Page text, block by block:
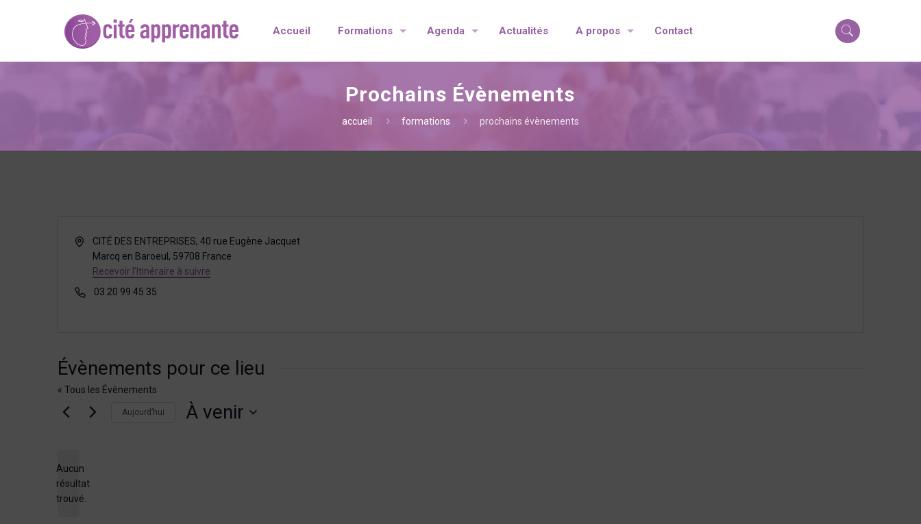
Accueil Formations Agenda Actualités A propos Contact
Prochains Évènements
accueil formations prochains évènements
AdresseCITÉ DES ENTREPRISES, 40 rue Eugène Jacquet
Marcq en Baroeul , 59708 France
Recevoir l’Itinéraire à suivre
Téléphone03 20 99 45 35
Évènements pour ce lieu
« Tous les Évènements
Notice
Aucun
résultat
trouvé.
Aujourd’hui À venir